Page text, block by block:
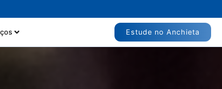
Estude no Anchieta